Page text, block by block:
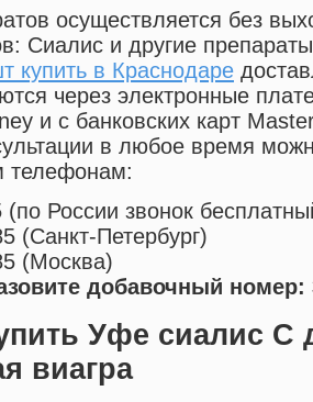
осуществляется без
Сиалис и другие
купить в Краснодаре
через электронные
и с банковских карт
в любое время
телефонам:
(по России звонок
(Санкт-Петербург)
(Москва)
добавочный номер:
Уфе сиалис С
виагра